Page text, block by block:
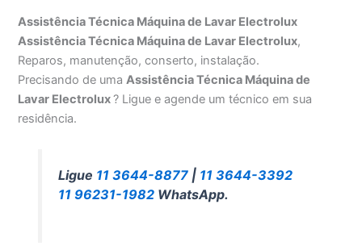
Assistência Técnica Máquina de Lavar Electrolux
Assistência Técnica Máquina de Lavar Electrolux,
Reparos, manutenção, conserto, instalação.
Precisando de umaAssistência Técnica Máquina de
Lavar Electrolux? Ligue e agende um técnico em sua
residência.
Ligue 11 3644-8877| 11 3644-3392
11 96231-1982WhatsApp.